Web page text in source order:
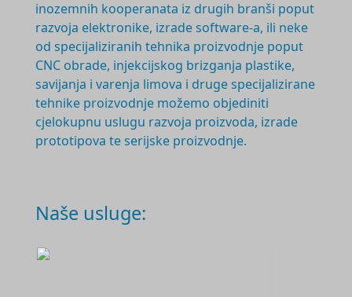
inozemnih kooperanata iz drugih branši poput
razvoja elektronike, izrade software-a, ili neke
od specijaliziranih tehnika proizvodnje poput
CNC obrade, injekcijskog brizganja plastike,
savijanja i varenja limova i druge specijalizirane
tehnike proizvodnje možemo objediniti
cjelokupnu uslugu razvoja proizvoda, izrade
prototipova te serijske proizvodnje.
Naše usluge: